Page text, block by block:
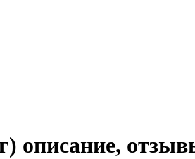
описание,